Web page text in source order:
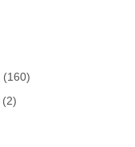
(160)
(2)